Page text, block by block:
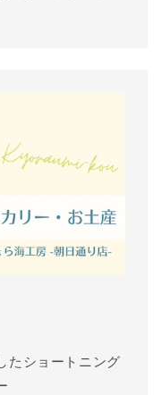
たショートニング